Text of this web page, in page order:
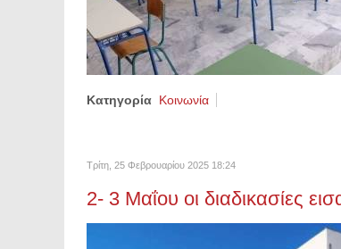
Κατηγορία Κοινωνία
Τρίτη, 25 Φεβρουαρίου 2025 18:24
2- 3 Μαΐου οι διαδικασίες